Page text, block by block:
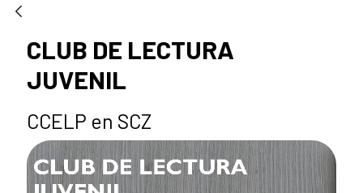
CLUB DE LECTURA
JUVENIL
CCELP en SCZ